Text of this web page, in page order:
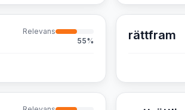
Relevans
55% rättfram